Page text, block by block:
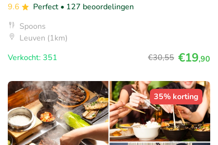
9.6
Perfect • 127 beoordelingen
Spoons
Leuven (1km)
Verkocht: 351
€30,55 €19,90
35% korting